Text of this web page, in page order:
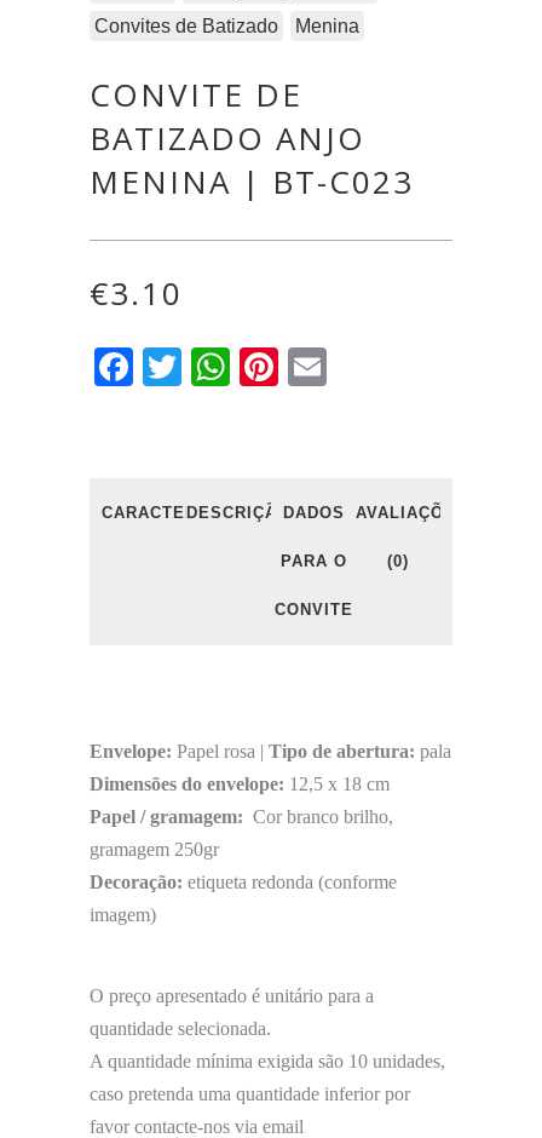
Convites de Batizado
Menina
CONVITE DE
BATIZADO ANJO
MENINA | BT-C023
€3.10
Facebook
TwitterWhatsApp
Pinterest
CARACTERÍSTICAS
DESCRIÇÃODADOS
PARA O
CONVITE
AVALIAÇÕES
(0)
Envelope: Papel rosa | Tipo de abertura: pala
Dimensões do envelope: 12,5 x 18 cm
Papel / gramagem: Cor branco brilho,
gramagem 250gr
Decoração: etiqueta redonda (conforme
imagem)
O preço apresentado é unitário para a
quantidade selecionada.
A quantidade mínima exigida são 10 unidades,
caso pretenda uma quantidade inferior por
favor contacte-nos via email